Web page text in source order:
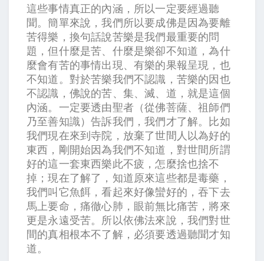
這些事情真正的內涵，所以一定要經過聽
聞。簡單來說，我們所以要成佛是因為要離
苦得樂，換句話說苦樂是我們最重要的問
題，但什麼是苦、什麼是樂卻不知道，為什
麼會有苦的事情出現、有樂的果報呈現，也
不知道。對於苦樂我們不認識，苦樂的因也
不認識，佛說的苦、集、滅、道，就是這個
內涵。一定要透由聖者（從佛菩薩、祖師們
乃至善知識）告訴我們，我們才了解。比如
我們現在來到寺院，放棄了世間人以為好的
東西，剛開始因為我們不知道，對世間所謂
好的這一套東西樂此不疲，怎麼捨也捨不
掉；現在了解了，知道原來這些都是毒藥，
我們叫它魚餌，看起來好像蠻好的，吞下去
馬上要命，痛徹心肺，眼前無比痛苦，將來
更是永遠受苦。所以依佛法來說，我們對世
間的真相根本不了解，必須要透過聽聞才知
道。